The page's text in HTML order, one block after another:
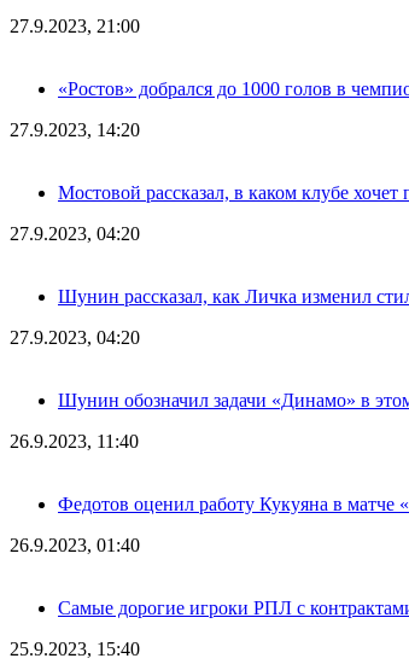
27.9.2023, 21:00
«Ростов» добрался до 1000 голов в
27.9.2023, 14:20
Мостовой рассказал, в каком клубе
27.9.2023, 04:20
Шунин рассказал, как Личка изменил
27.9.2023, 04:20
Шунин обозначил задачи «Динамо» в
26.9.2023, 11:40
Федотов оценил работу Кукуяна в
26.9.2023, 01:40
Самые дорогие игроки РПЛ с
25.9.2023, 15:40